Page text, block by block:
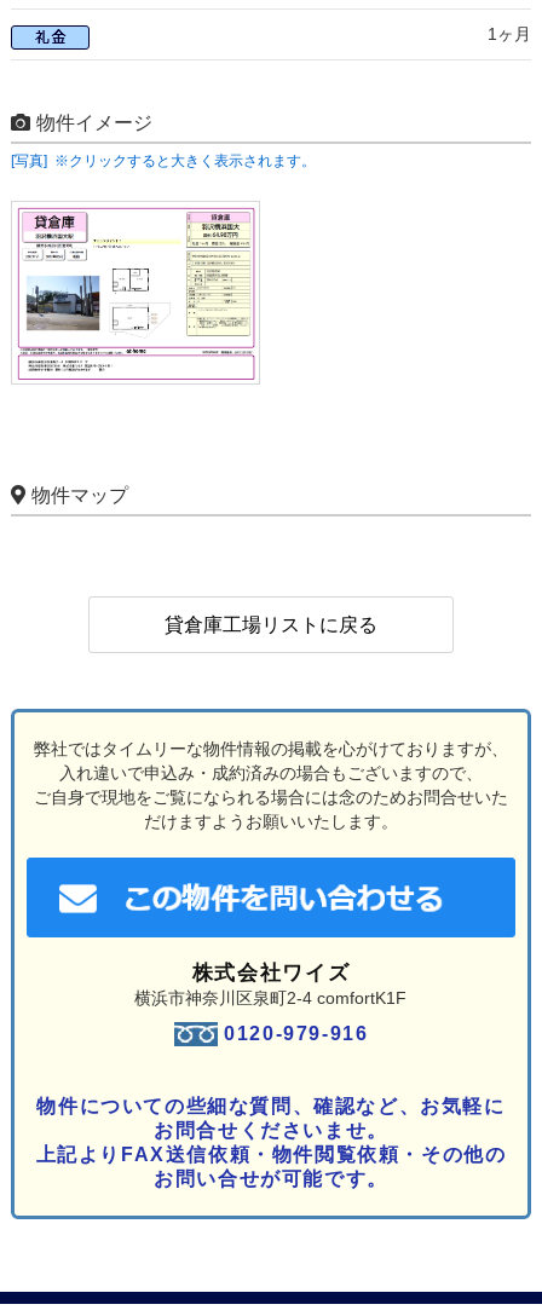
1ヶ月
物件イメージ
[写真] ※クリックすると大きく表示されます。
物件マップ
貸倉庫工場リストに戻る
弊社ではタイムリーな物件情報の掲載を心がけておりますが、
入れ違いで申込み・成約済みの場合もございますので、
ご自身で現地をご覧になられる場合には念のためお問合せいた
だけますようお願いいたします。
株式会社ワイズ
横浜市神奈川区泉町2-4 comfortK1F
0120-979-916
物件についての些細な質問、確認など、お気軽に
お問合せくださいませ。
上記よりFAX送信依頼・物件閲覧依頼・その他の
お問い合せが可能です。